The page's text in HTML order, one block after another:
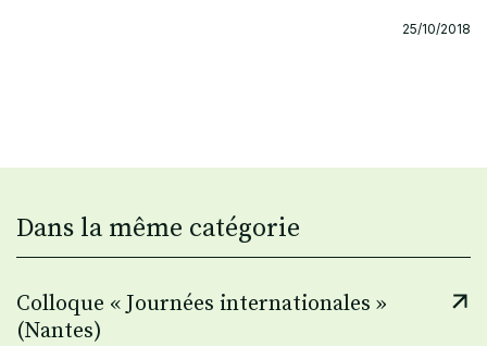
25/10/2018
Dans la même catégorie
Colloque « Journées internationales »
(Nantes)